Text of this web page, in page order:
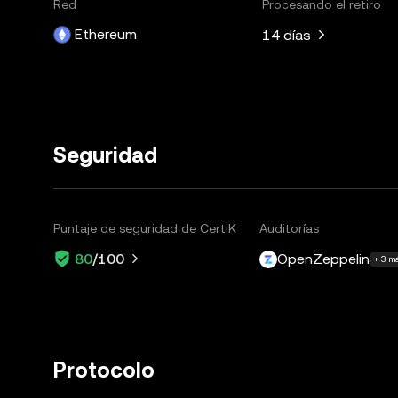
Red
Ethereum
Procesando el retiro
14 días
Seguridad
Puntaje de seguridad de CertiK
80/100
Auditorías
OpenZeppelin + 3
Protocolo